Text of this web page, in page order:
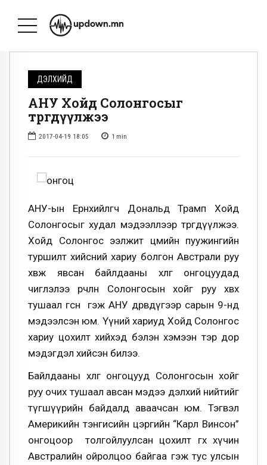
ДЭЛХИЙД
АНУ Хойд Солонгосыг
төөрөгдүүлжээ
2017-04-19 18:05 1 min
АНУ-ын Ерөнхийлөгч Дональд Трамп Хойд
Солонгосыг худал мэдээллээр төөрөгдүүлжээ.
Хойд Солонгос ээлжит цөмийн пуужингийн
туршилт хийсний хариу болгон Австрали руу
хөвж явсан байлдааны хөлөг онгоцуудад
чиглэлээ өөрчлөн Солонгосын хойг руу хөвөх
тушаал өгсөн гэж АНУ дөрөвдүгээр сарын 9-нд
мэдээлсэн юм. Үүний хариуд Хойд Солонгос
хариу цохилт хийхэд бэлэн хэмээн тэр дор
мэдэгдэл хийсэн билээ.
Байлдааны хөлөг онгоцууд Солонгосын хойг
руу очих тушаал авсан мэдээ дэлхий нийтийг
түгшүүрийн байдалд аваачсан юм. Тэгвэл
Америкийн тэнгисийн цэргийн “Карл Винсон”
онгоцоор толгойлуулсан цохилт өгөх хүчин
Австралийн ойролцоо байгаа гэж тус улсын